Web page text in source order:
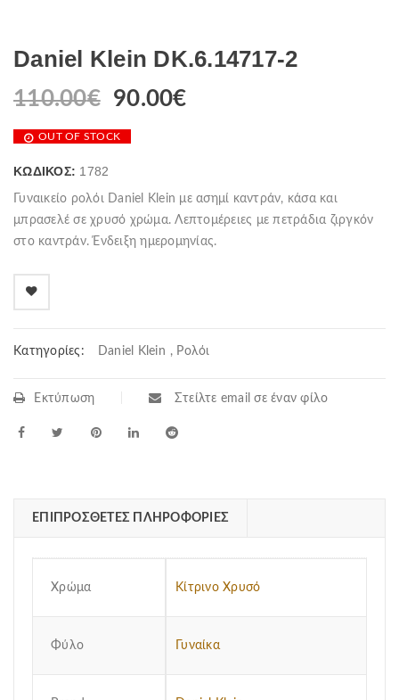
Daniel Klein DK.6.14717-2
110.00€ 90.00€
OUT OF STOCK
ΚΩΔΙΚΌΣ: 1782
Γυναικείο ρολόι Daniel Klein με ασημί καντράν, κάσα και
μπρασελέ σε χρυσό χρώμα. Λεπτομέρειες με πετράδια ζιργκόν
στο καντράν. Ένδειξη ημερομηνίας.
Κατηγορίες: Daniel Klein , Ρολόι
Εκτύπωση Στείλτε email σε έναν φίλο
ΕΠΙΠΡΌΣΘΕΤΕΣ ΠΛΗΡΟΦΟΡΊΕΣ
Χρώμα Κίτρινο Χρυσό
Φύλο Γυναίκα